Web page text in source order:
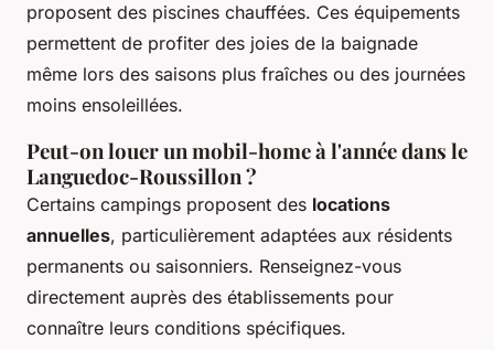
proposent des piscines chauffées. Ces équipements
permettent de profiter des joies de la baignade
même lors des saisons plus fraîches ou des journées
moins ensoleillées.
Peut-on louer un mobil-home à l'année dans le
Languedoc-Roussillon ?
Certains campings proposent des locations
annuelles, particulièrement adaptées aux résidents
permanents ou saisonniers. Renseignez-vous
directement auprès des établissements pour
connaître leurs conditions spécifiques.